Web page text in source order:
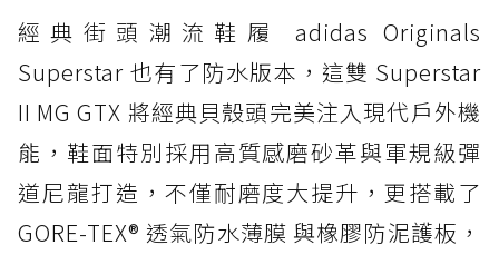
防水鞋推薦 4. ASICS TRABUCO 14 GTX：搭
載 GORE-TEX 隱形貼合科技，全方位防水神鞋
防水鞋推薦 5. Salomon XT-6 GORE-TEX：潮
人必備山系鞋王！防滑、防水與街頭顏值一次攻
頂
防水鞋推薦 6. HOKA Stinson Evo GTX：越野
復刻厚底，GORE-TEX 防水與增高神器一次滿
經典街頭潮流鞋履 adidas Originals
Superstar 也有了防水版本，這雙 Superstar
II MG GTX 將經典貝殼頭完美注入現代戶外機
能，鞋面特別採用高質感磨砂革與軍規級彈
道尼龍打造，不僅耐磨度大提升，更搭載了
GORE-TEX® 透氣防水薄膜 與橡膠防泥護板，